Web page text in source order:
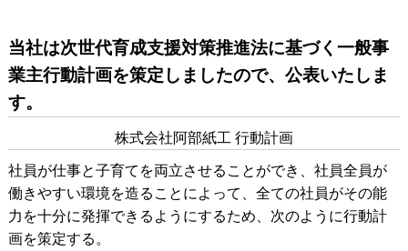
当社は次世代育成支援対策推進法に基づく一般事
業主行動計画を策定しましたので、公表いたしま
す。
株式会社阿部紙工 行動計画
社員が仕事と子育てを両立させることができ、社員全員が
働きやすい環境を造ることによって、全ての社員がその能
力を十分に発揮できるようにするため、次のように行動計
画を策定する。